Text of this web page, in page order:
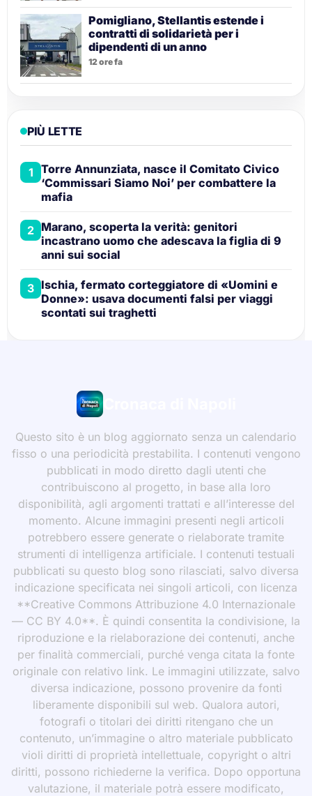
Pomigliano, Stellantis estende i
contratti di solidarietà per i
dipendenti di un anno
12 ore fa
PIÙ LETTE
1 Torre Annunziata, nasce il Comitato Civico
‘Commissari Siamo Noi’ per combattere la
mafia
2 Marano, scoperta la verità: genitori
incastrano uomo che adescava la figlia di 9
anni sui social
3 Ischia, fermato corteggiatore di «Uomini e
Donne»: usava documenti falsi per viaggi
scontati sui traghetti
Cronaca di Napoli
Questo sito è un blog aggiornato senza un calendario
fisso o una periodicità prestabilita. I contenuti vengono
pubblicati in modo diretto dagli utenti che
contribuiscono al progetto, in base alla loro
disponibilità, agli argomenti trattati e all’interesse del
momento. Alcune immagini presenti negli articoli
potrebbero essere generate o rielaborate tramite
strumenti di intelligenza artificiale. I contenuti testuali
pubblicati su questo blog sono rilasciati, salvo diversa
indicazione specificata nei singoli articoli, con licenza
**Creative Commons Attribuzione 4.0 Internazionale
— CC BY 4.0**. È quindi consentita la condivisione, la
riproduzione e la rielaborazione dei contenuti, anche
per finalità commerciali, purché venga citata la fonte
originale con relativo link. Le immagini utilizzate, salvo
diversa indicazione, possono provenire da fonti
liberamente disponibili sul web. Qualora autori,
fotografi o titolari dei diritti ritengano che un
contenuto, un’immagine o altro materiale pubblicato
violi diritti di proprietà intellettuale, copyright o altri
diritti, possono richiederne la verifica. Dopo opportuna
valutazione, il materiale potrà essere modificato,